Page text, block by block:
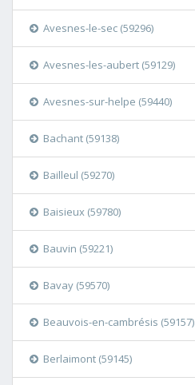
Avesnes-le-sec (59296)
Avesnes-les-aubert (59129)
Avesnes-sur-helpe (59440)
Bachant (59138)
Bailleul (59270)
Baisieux (59780)
Bauvin (59221)
Bavay (59570)
Beauvois-en-cambrésis (59157)
Berlaimont (59145)